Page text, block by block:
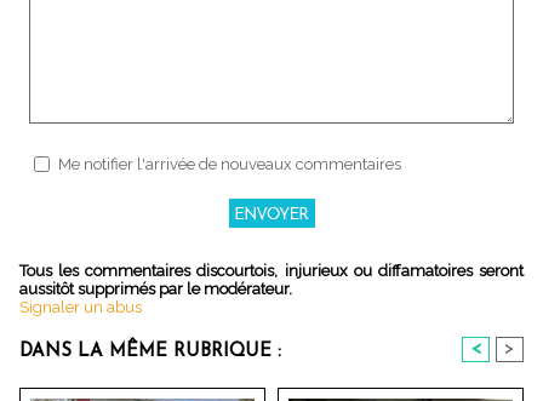
Me notifier l'arrivée de nouveaux commentaires
Tous les commentaires discourtois, injurieux ou diffamatoires seront
aussitôt supprimés par le modérateur.
Signaler un abus
DANS LA MÊME RUBRIQUE : < >